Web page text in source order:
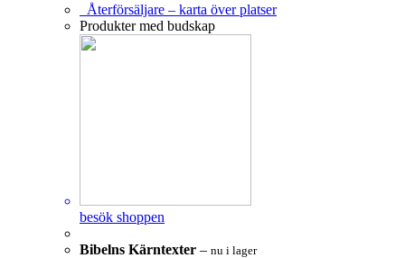
Återförsäljare – karta över platser
Produkter med budskap
besök shoppen
Bibelns Kärntexter – nu i lager